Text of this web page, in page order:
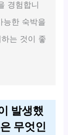
경험합니
능한 숙박을
는 것이 좋
발생했
무엇인